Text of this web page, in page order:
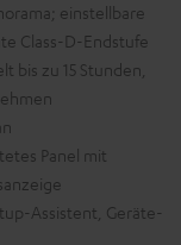
einstellbare
Class-D-Endstufe
bis zu 15 Stunden,
Panel mit
Assistent, Geräte-